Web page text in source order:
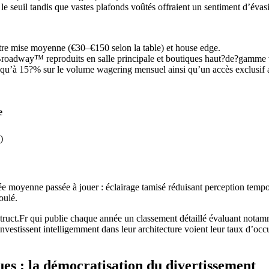
seuil tandis que vastes plafonds voûtés offraient un sentiment
mise moyenne (€30–€150 selon la table) et house edge.
reproduits en salle principale et boutiques haut?de?gamme
15?% sur le volume wagering mensuel ainsi qu’un accès
passée à jouer : éclairage tamisé réduisant perception
qui publie chaque année un classement détaillé évaluant
intelligemment dans leur architecture voient leur taux
: la démocratisation du divertissement